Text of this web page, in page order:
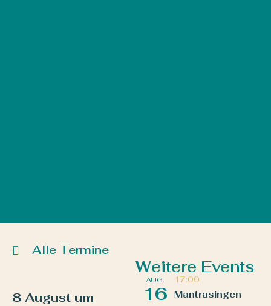
Alle Termine
8 August um
Weitere Events
AUG.
16
17:00
Mantrasingen